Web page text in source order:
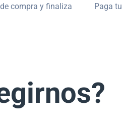
compra y finaliza
Paga